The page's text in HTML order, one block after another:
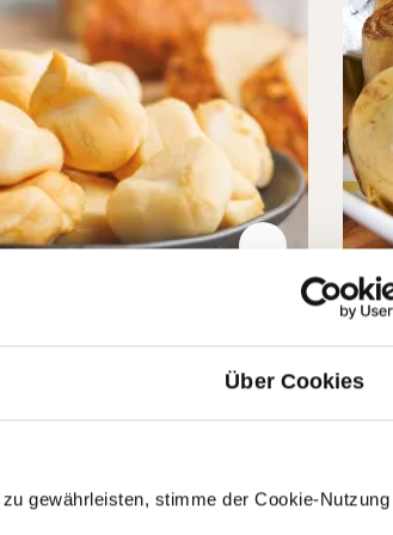
Über Cookies
gewährleisten, stimme der Cookie-Nutzung
Bewertung von 5 von 5
In den Warenkorb